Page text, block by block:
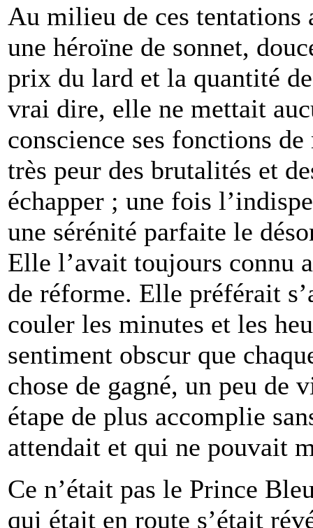
Au milieu de ces tentations
une héroïne de sonnet,
prix du lard et la quantité
vrai dire, elle ne mettait
conscience ses fonctions
très peur des brutalités et
échapper ; une fois
une sérénité parfaite le
Elle l’avait toujours connu
de réforme. Elle préférait
couler les minutes et les
sentiment obscur que
chose de gagné, un peu de
étape de plus accomplie
attendait et qui ne pouvait
Ce n’était pas le Prince
qui était en route s’était